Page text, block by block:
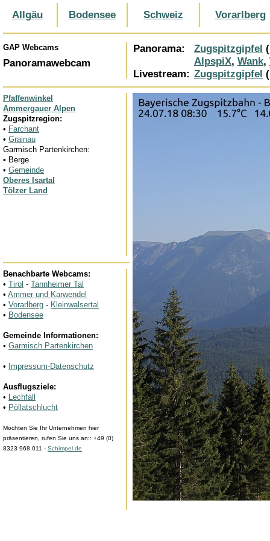
Allgäu Bodensee Schweiz Vorarlberg
GAP Webcams Panorama: Zugspitzgipfel
AlpspiX, Wank,
Livestream: Zugspitzgipfel
Panoramawebcam
Pfaffenwinkel
Ammergauer Alpen
Zugspitzregion:
• Farchant
• Grainau
Garmisch Partenkirchen:
• Berge
• Gemeinde
Oberes Isartal
Tölzer Land
Benachbarte Webcams:
• Tirol - Tannheimer Tal
• Ammer und Karwendel
• Vorarlberg - Kleinwalsertal
• Bodensee
Gemeinde Informationen:
• Garmisch Partenkirchen
• Impressum-Datenschutz
Ausflugsziele:
• Lechfall
• Pöllatschlucht
Möchten Sie Ihr Unternehmen hier
präsentieren, rufen Sie uns an:: +49 (0)
8323 968 011 - Schimpel.de